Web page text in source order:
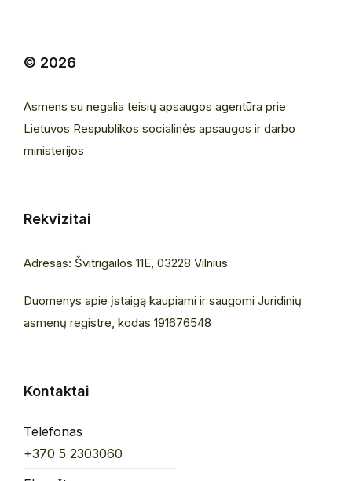
© 2026
Asmens su negalia teisių apsaugos agentūra prie
Lietuvos Respublikos socialinės apsaugos ir darbo
ministerijos
Rekvizitai
Adresas: Švitrigailos 11E, 03228 Vilnius
Duomenys apie įstaigą kaupiami ir saugomi Juridinių
asmenų registre, kodas 191676548
Kontaktai
Telefonas
+370 5 2303060